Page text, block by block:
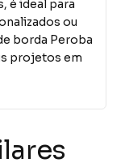
é ideal para
ou
borda Peroba
projetos em